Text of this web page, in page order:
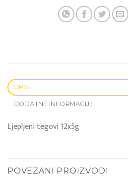
OPIS
DODATNE INFORMACIJE
Ljepljeni tegovi 12x5g
POVEZANI PROIZVODI